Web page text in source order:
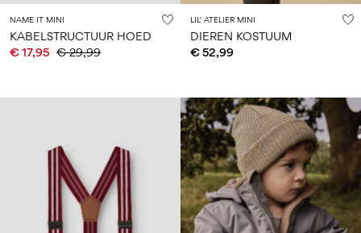
NAME IT MINI
KABELSTRUCTUUR HOED
€ 17,95 € 29,99
LIL' ATELIER MINI
DIEREN KOSTUUM
€ 52,99